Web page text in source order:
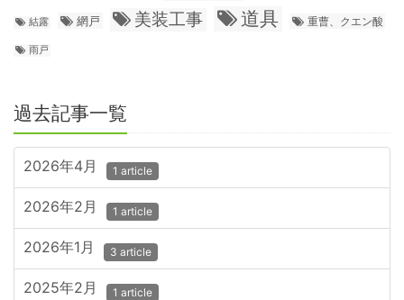
結露 網戸 美装工事 道具 重曹、クエン酸
雨戸
過去記事一覧
2026年4月 1 article
2026年2月 1 article
2026年1月 3 article
2025年2月 1 article